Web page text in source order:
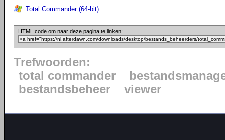
Total Commander (64-bit)
HTML code om naar deze pagina te linken:
Trefwoorden:
total commander
bestandsbeheer
viewer